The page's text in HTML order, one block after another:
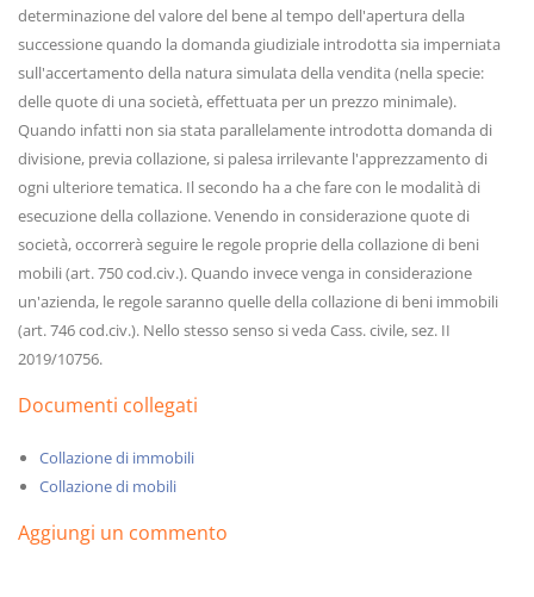
determinazione del valore del bene al tempo dell'apertura della
successione quando la domanda giudiziale introdotta sia imperniata
sull'accertamento della natura simulata della vendita (nella specie:
delle quote di una società, effettuata per un prezzo minimale).
Quando infatti non sia stata parallelamente introdotta domanda di
divisione, previa collazione, si palesa irrilevante l'apprezzamento di
ogni ulteriore tematica. Il secondo ha a che fare con le modalità di
esecuzione della collazione. Venendo in considerazione quote di
società, occorrerà seguire le regole proprie della collazione di beni
mobili (art. 750 cod.civ.). Quando invece venga in considerazione
un'azienda, le regole saranno quelle della collazione di beni immobili
(art. 746 cod.civ.). Nello stesso senso si veda Cass. civile, sez. II
2019/10756.
Documenti collegati
Collazione di immobili
Collazione di mobili
Aggiungi un commento